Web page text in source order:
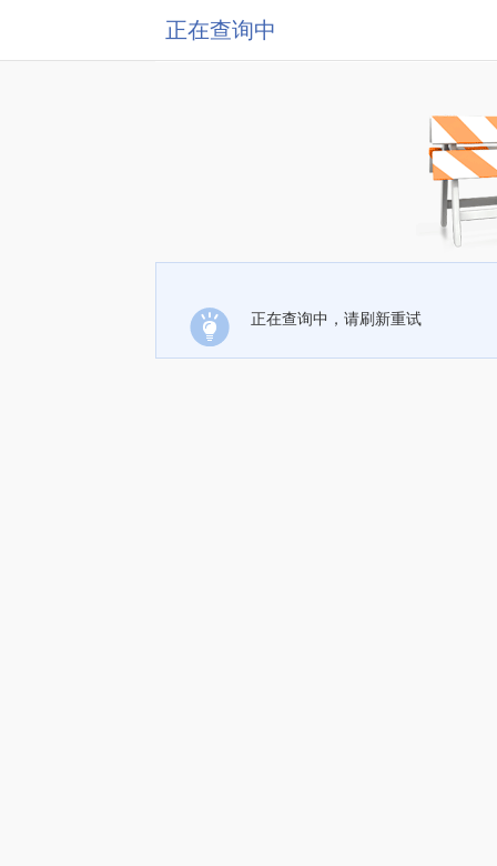
正在查询中
正在查询中，请刷新重试